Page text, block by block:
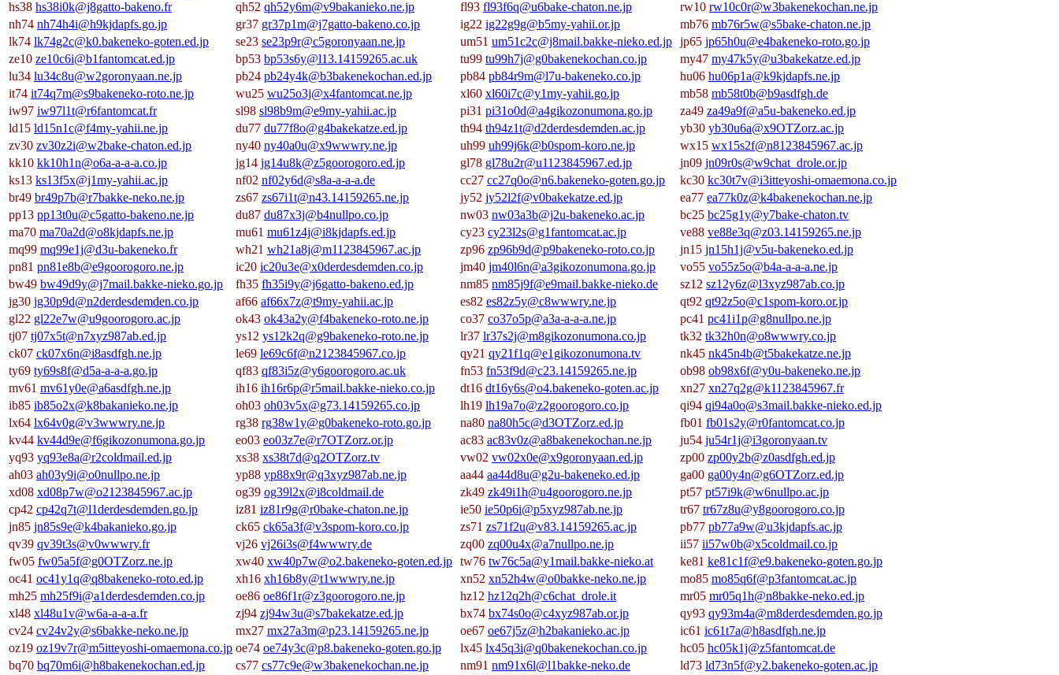
hs38 hs38i0k@j8gatto-bakeno.fr qh52 qh52y6m@v9bakanieko.ne.jp fl93 fl93f6q@u6bake-chaton.ne.jp rw10 rw10c0r@w3bakenekochan.ne.jp
nh74 nh74h4i@h9kjdapfs.go.jp gr37 gr37p1m@j7gatto-bakeno.co.jp ig22 ig22g9g@b5my-yahii.or.jp mb76 mb76r5w@s5bake-chaton.ne.jp
lk74 lk74g2c@k0.bakeneko-goten.ed.jp se23 se23p9r@c5goronyaan.ne.jp um51 um51c2c@j8mail.bakke-nieko.ed.jp jp65 jp65h0u@e4bakeneko-roto.go.jp
ze10 ze10c6i@b1fantomcat.ed.jp bp53 bp53s6y@l13.14159265.ac.uk tu99 tu99h7j@g0bakenekochan.co.jp my47 my47k5y@u3bakekatze.ed.jp
lu34 lu34c8u@w2goronyaan.ne.jp pb24 pb24y4k@b3bakenekochan.ed.jp pb84 pb84r9m@l7u-bakeneko.co.jp hu06 hu06p1a@k9kjdapfs.ne.jp
it74 it74q7m@s9bakeneko-roto.ne.jp wu25 wu25o3j@x4fantomcat.ne.jp xl60 xl60i7c@y1my-yahii.go.jp mb58 mb58t0b@b9asdfgh.de
iw97 iw97l1t@r6fantomcat.fr sl98 sl98b9m@e9my-yahii.ac.jp pi31 pi31o0d@a4gikozonumona.go.jp za49 za49a9f@a5u-bakeneko.ed.jp
ld15 ld15n1c@f4my-yahii.ne.jp du77 du77f8o@g4bakekatze.ed.jp th94 th94z1t@d2derdesdemden.ac.jp yb30 yb30u6a@x9OTZorz.ac.jp
zv30 zv30z2i@w2bake-chaton.ed.jp ny40 ny40a0u@x9wwwry.ne.jp uh99 uh99j6k@b0spom-koro.ne.jp wx15 wx15s2f@n8123845967.ac.jp
kk10 kk10h1n@o6a-a-a-a.co.jp jg14 jg14u8k@z5goorogoro.ed.jp gl78 gl78u2r@u1123845967.ed.jp jn09 jn09r0s@w9chat_drole.or.jp
ks13 ks13f5x@j1my-yahii.ac.jp nf02 nf02y6d@s8a-a-a-a.de cc27 cc27q0o@n6.bakeneko-goten.go.jp kc30 kc30t7v@i3itteyoshi-omaemona.co.jp
br49 br49p7b@r7bakke-neko.ne.jp zs67 zs67i1t@n43.14159265.ne.jp jy52 jy52l2f@v0bakekatze.ed.jp ea77 ea77k0z@k4bakenekochan.ne.jp
pp13 pp13t0u@c5gatto-bakeno.ne.jp du87 du87x3j@b4nullpo.co.jp nw03 nw03a3b@j2u-bakeneko.ac.jp bc25 bc25g1y@y7bake-chaton.tv
ma70 ma70a2d@o8kjdapfs.ne.jp mu61 mu61z4j@i8kjdapfs.ed.jp cy23 cy23l2s@g1fantomcat.ac.jp ve88 ve88e3q@z03.14159265.ne.jp
mq99 mq99e1j@d3u-bakeneko.fr wh21 wh21a8j@m1123845967.ac.jp zp96 zp96b9d@p9bakeneko-roto.co.jp jn15 jn15h1j@v5u-bakeneko.ed.jp
pn81 pn81e8b@e9goorogoro.ne.jp ic20 ic20u3e@x0derdesdemden.co.jp jm40 jm40l6n@a3gikozonumona.go.jp vo55 vo55z5o@b4a-a-a-a.ne.jp
bw49 bw49d9y@j7mail.bakke-nieko.go.jp fh35 fh35i9y@j6gatto-bakeno.ed.jp nm85 nm85j9f@e9mail.bakke-nieko.de sz12 sz12y6z@l3xyz987ab.co.jp
jg30 jg30p9d@n2derdesdemden.co.jp af66 af66x7z@t9my-yahii.ac.jp es82 es82z5y@c8wwwry.ne.jp qt92 qt92z5o@c1spom-koro.or.jp
gl22 gl22e7w@u9goorogoro.ac.jp ok43 ok43a2y@f4bakeneko-roto.ne.jp co37 co37o5p@a3a-a-a-a.ne.jp pc41 pc41i1p@g8nullpo.ne.jp
tj07 tj07x5t@n7xyz987ab.ed.jp ys12 ys12k2q@g9bakeneko-roto.ne.jp lr37 lr37s2j@m8gikozonumona.co.jp tk32 tk32h0n@o8wwwry.co.jp
ck07 ck07x6n@i8asdfgh.ne.jp le69 le69c6f@n2123845967.co.jp qy21 qy21f1q@e1gikozonumona.tv nk45 nk45n4b@t5bakekatze.ne.jp
ty69 ty69s8f@d5a-a-a-a.go.jp qf83 qf83i5z@y6goorogoro.ac.uk fn53 fn53f9d@c23.14159265.ne.jp ob98 ob98x6f@y0u-bakeneko.ne.jp
mv61 mv61y0e@a6asdfgh.ne.jp ih16 ih16r6p@r5mail.bakke-nieko.co.jp dt16 dt16y6s@o4.bakeneko-goten.ac.jp xn27 xn27q2g@k1123845967.fr
ib85 ib85o2x@k8bakanieko.ne.jp oh03 oh03v5x@g73.14159265.co.jp lh19 lh19a7o@z2goorogoro.co.jp qi94 qi94a0o@s3mail.bakke-nieko.ed.jp
lx64 lx64v0g@v3wwwry.ne.jp rg38 rg38w1y@g0bakeneko-roto.go.jp na80 na80h5c@d3OTZorz.ed.jp fb01 fb01s2y@r0fantomcat.co.jp
kv44 kv44d9e@f6gikozonumona.go.jp eo03 eo03z7e@r7OTZorz.or.jp ac83 ac83v0z@a8bakenekochan.ne.jp ju54 ju54r1j@i3goronyaan.tv
yq93 yq93e8a@r2coldmail.ed.jp xs38 xs38t7d@q2OTZorz.tv vw02 vw02x0e@x9goronyaan.ed.jp zp00 zp00y2b@z0asdfgh.ed.jp
ah03 ah03y9i@o0nullpo.ne.jp yp88 yp88x9r@q3xyz987ab.ne.jp aa44 aa44d8u@g2u-bakeneko.ed.jp ga00 ga00y4n@g6OTZorz.ed.jp
xd08 xd08p7w@o2123845967.ac.jp og39 og39l2x@i8coldmail.de zk49 zk49i1h@u4goorogoro.ne.jp pt57 pt57i9k@w6nullpo.ac.jp
cp42 cp42q7t@l1derdesdemden.go.jp iz81 iz81r9g@r0bake-chaton.ne.jp ie50 ie50p6i@p5xyz987ab.ne.jp tr67 tr67z8u@y8goorogoro.co.jp
jn85 jn85s9e@k4bakanieko.go.jp ck65 ck65a3f@v3spom-koro.co.jp zs71 zs71f2u@v83.14159265.ac.jp pb77 pb77a9w@u3kjdapfs.ac.jp
qv39 qv39t3s@v0wwwry.fr vj26 vj26i3s@f4wwwry.de zq00 zq00u4x@a7nullpo.ne.jp ii57 ii57w0b@x5coldmail.co.jp
fw05 fw05a5f@g0OTZorz.ne.jp xw40 xw40p7w@o2.bakeneko-goten.ed.jp tw76 tw76c5a@y1mail.bakke-nieko.at ke81 ke81c1f@e9.bakeneko-goten.go.jp
oc41 oc41y1q@q8bakeneko-roto.ed.jp xh16 xh16b8y@t1wwwry.ne.jp xn52 xn52h4w@o0bakke-neko.ne.jp mo85 mo85q6f@p3fantomcat.ac.jp
mh25 mh25f9i@a1derdesdemden.co.jp oe86 oe86f1r@z3goorogoro.ne.jp hz12 hz12q2h@c6chat_drole.it mr05 mr05q1h@n8bakke-neko.ed.jp
xl48 xl48u1v@w6a-a-a-a.fr zj94 zj94w3u@s7bakekatze.ed.jp bx74 bx74s0o@c4xyz987ab.or.jp qy93 qy93m4a@m8derdesdemden.go.jp
cv24 cv24v2y@s6bakke-neko.ne.jp mx27 mx27a3m@p23.14159265.ne.jp oe67 oe67j5z@h2bakanieko.ac.jp ic61 ic61t7a@h8asdfgh.ne.jp
oz19 oz19v7r@m5itteyoshi-omaemona.co.jp oe74 oe74y3c@p8.bakeneko-goten.go.jp lx45 lx45q3i@q0bakenekochan.co.jp hc05 hc05k1j@z5fantomcat.de
bq70 bq70m6i@h8bakenekochan.ed.jp cs77 cs77c9e@w3bakenekochan.ne.jp nm91 nm91x6l@l1bakke-neko.de ld73 ld73n5f@y2.bakeneko-goten.ac.jp